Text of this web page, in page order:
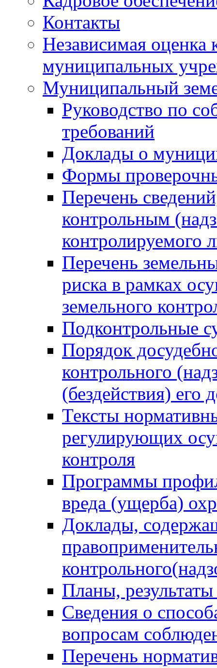
Контакты
Независимая оценка
муниципальных
Муниципальный
Руководство по
требований
Доклады о
Формы
Перечень
контрольным
контролируемого
Перечень
риска в рамках
земельного
Подконтрольные
Порядок
контрольного
(бездействия)
Тексты
регулирующих
контроля
Программы
вреда (ущерба)
Доклады,
Планы,
Сведения о
вопросам
Перечень